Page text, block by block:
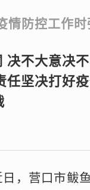
情防控工作时
决不大意决
任坚决打好
，营口市鲅